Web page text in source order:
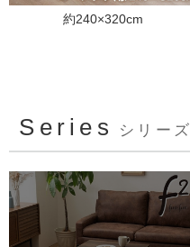
約240×320cm
Series シリーズ